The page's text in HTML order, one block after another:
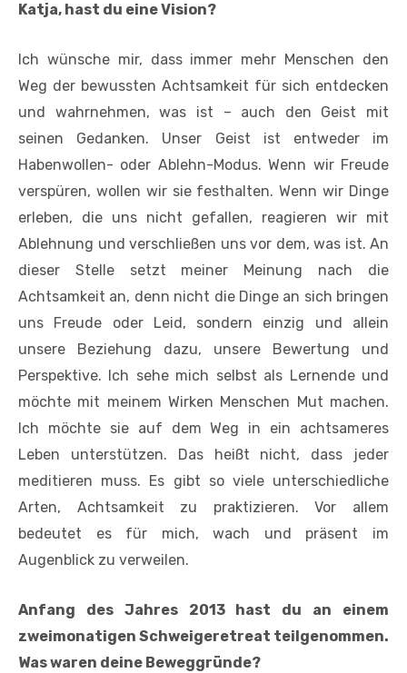
Katja, hast du eine Vision?
Ich wünsche mir, dass immer mehr Menschen den
Weg der bewussten Achtsamkeit für sich entdecken
und wahrnehmen, was ist – auch den Geist mit
seinen Gedanken. Unser Geist ist entweder im
Habenwollen- oder Ablehn-Modus. Wenn wir Freude
verspüren, wollen wir sie festhalten. Wenn wir Dinge
erleben, die uns nicht gefallen, reagieren wir mit
Ablehnung und verschließen uns vor dem, was ist. An
dieser Stelle setzt meiner Meinung nach die
Achtsamkeit an, denn nicht die Dinge an sich bringen
uns Freude oder Leid, sondern einzig und allein
unsere Beziehung dazu, unsere Bewertung und
Perspektive. Ich sehe mich selbst als Lernende und
möchte mit meinem Wirken Menschen Mut machen.
Ich möchte sie auf dem Weg in ein achtsameres
Leben unterstützen. Das heißt nicht, dass jeder
meditieren muss. Es gibt so viele unterschiedliche
Arten, Achtsamkeit zu praktizieren. Vor allem
bedeutet es für mich, wach und präsent im
Augenblick zu verweilen.
Anfang des Jahres 2013 hast du an einem
zweimonatigen Schweigeretreat teilgenommen.
Was waren deine Beweggründe?